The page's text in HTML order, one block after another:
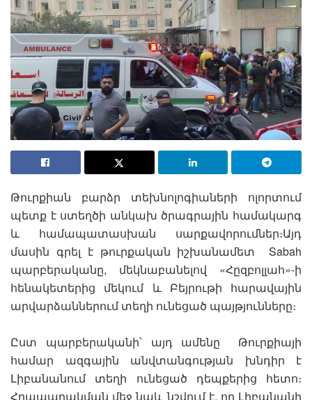
Թուրքիան բարձր տեխնոլոգիաների ոլորտում
պետք է ստեղծի անկախ ծրագրային համակարգ
և համապատասխան սարքավորումներ։Այդ
մասին գրել է թուրքական իշխանամետ Sabah
պարբերականը, մեկնաբանելով «Հըզբոլլահ»-ի
հենակետերից մեկում և Բեյրութի հարավային
արվարձաններում տեղի ունեցած պայթյունները։
Ըստ պարբերականի՝ այդ ամենը Թուրքիայի
համար ազգային անվտանգության խնդիր է
Լիբանանում տեղի ունեցած դեպքերից հետո։
Հրապարակման մեջ նաև նշվում է, որ Լիբանանի